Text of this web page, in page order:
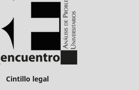
Cintillo legal